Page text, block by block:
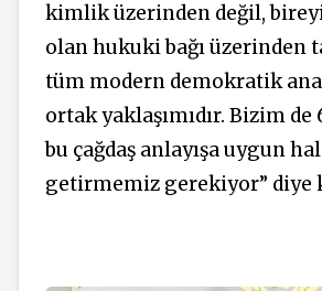
kimlik üzerinden değil,
olan hukuki bağı üzerinden
tüm modern demokratik
ortak yaklaşımıdır. Bizim de
bu çağdaş anlayışa uygun
getirmemiz gerekiyor” diye